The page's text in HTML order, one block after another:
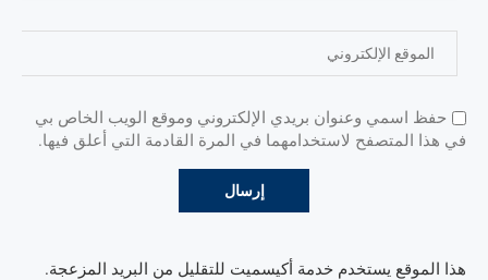
حفظ اسمي وعنوان بريدي الإلكتروني وموقع الويب الخاص بي
في هذا المتصفح لاستخدامهما في المرة القادمة التي أعلق فيها.
هذا الموقع يستخدم خدمة أكيسميت للتقليل من البريد المزعجة.